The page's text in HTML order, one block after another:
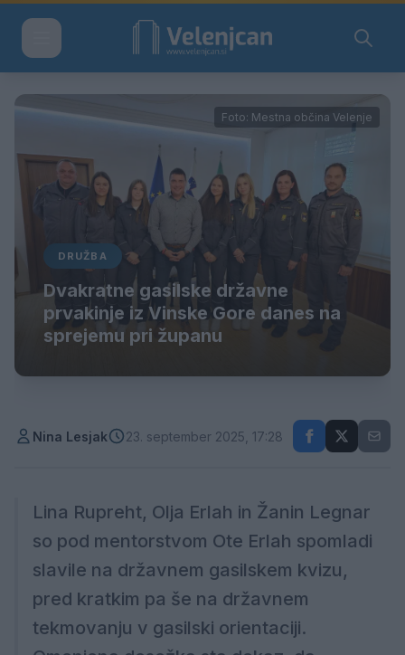
Foto: Mestna občina Velenje
DRUŽBA
Dvakratne gasilske državne
prvakinje iz Vinske Gore danes na
sprejemu pri županu
Nina Lesjak 23. september 2025, 17:28
Lina Rupreht, Olja Erlah in Žanin Legnar
so pod mentorstvom Ote Erlah spomladi
slavile na državnem gasilskem kvizu,
pred kratkim pa še na državnem
tekmovanju v gasilski orientaciji.